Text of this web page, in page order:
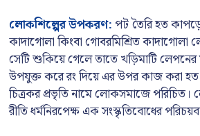
লোকশিল্পের উপকরণ:পট তৈরি হত
কাদাগোলা কিংবা গোবরমিশ্রিত কাদাগোলা
সেটি শুকিয়ে গেলে তাতে খড়িমাটি লেপনের
উপযুক্ত করে রং দিয়ে এর উপর কাজ করা
চিত্রকর প্রভৃতি নামে লোকসমাজে পরিচিত।
রীতি ধর্মনিরপেক্ষ এক সংস্কৃতিবোধের